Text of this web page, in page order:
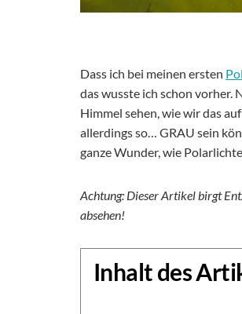
Dass ich bei meinen ersten
das wusste ich schon vorher.
Himmel sehen, wie wir das
allerdings so… GRAU sein
ganze Wunder, wie
Achtung: Dieser Artikel birgt
absehen!
Inhalt des